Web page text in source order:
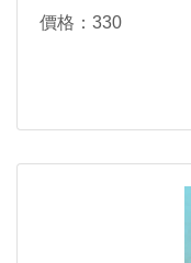
價格：330